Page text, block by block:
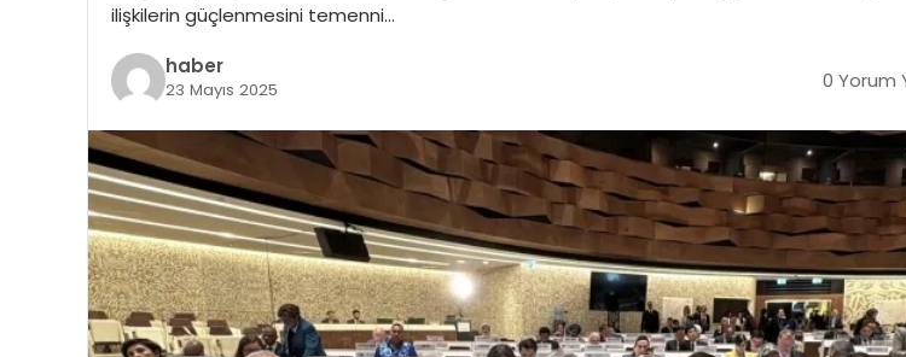
ilişkilerin güçlenmesini temenni…
haber
23 Mayıs 2025 0 Yorum